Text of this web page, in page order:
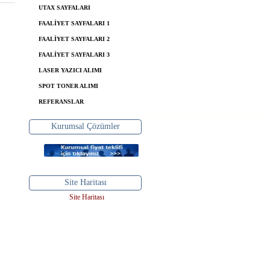
UTAX SAYFALARI
FAALİYET SAYFALARI 1
FAALİYET SAYFALARI 2
FAALİYET SAYFALARI 3
LASER YAZICI ALIMI
SPOT TONER ALIMI
REFERANSLAR
Kurumsal Çözümler
Site Haritası
Site Haritası